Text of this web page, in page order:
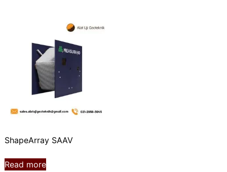
ShapeArray SAAV
Read more